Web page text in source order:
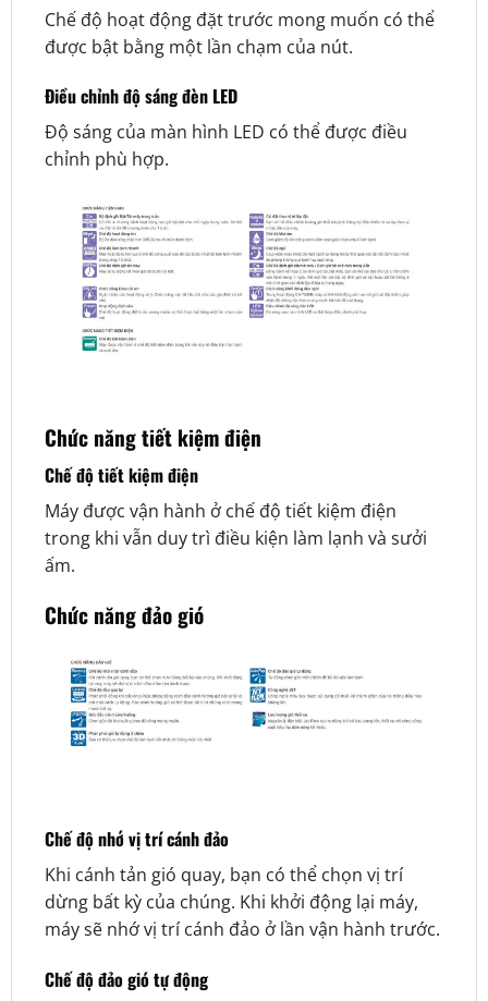
Chế độ hoạt động đặt trước mong muốn có thể
được bật bằng một lần chạm của nút.
Điều chỉnh độ sáng đèn LED
Độ sáng của màn hình LED có thể được điều
chỉnh phù hợp.
Chức năng tiết kiệm điện
Chế độ tiết kiệm điện
Máy được vận hành ở chế độ tiết kiệm điện
trong khi vẫn duy trì điều kiện làm lạnh và sưởi
ấm.
Chức năng đảo gió
Chế độ nhớ vị trí cánh đảo
Khi cánh tản gió quay, bạn có thể chọn vị trí
dừng bất kỳ của chúng. Khi khởi động lại máy,
máy sẽ nhớ vị trí cánh đảo ở lần vận hành trước.
Chế độ đảo gió tự động